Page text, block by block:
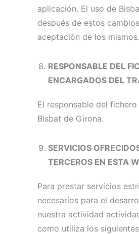
aplicación. El uso de
después de estos
aceptación de los mismos.
RESPONSABLE DEL
ENCARGADOS DEL
El responsable del
Bisbat de Girona.
SERVICIOS
TERCEROS EN ESTA
Para prestar servicios
necesarios para el
nuestra actividad
como utiliza los